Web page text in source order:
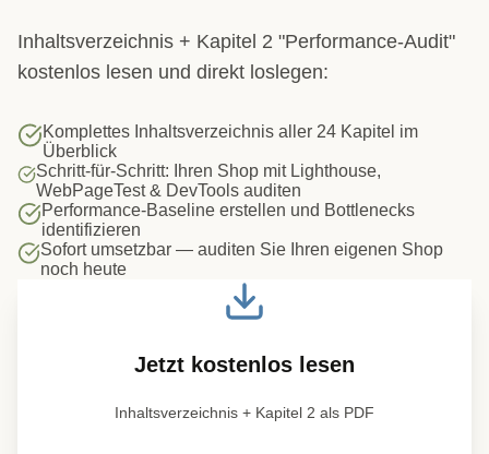
Inhaltsverzeichnis + Kapitel 2 "Performance-Audit"
kostenlos lesen und direkt loslegen:
Komplettes Inhaltsverzeichnis aller 24 Kapitel im
Überblick
Schritt-für-Schritt: Ihren Shop mit Lighthouse,
WebPageTest & DevTools auditen
Performance-Baseline erstellen und Bottlenecks
identifizieren
Sofort umsetzbar — auditen Sie Ihren eigenen Shop
noch heute
Jetzt kostenlos lesen
Inhaltsverzeichnis + Kapitel 2 als PDF